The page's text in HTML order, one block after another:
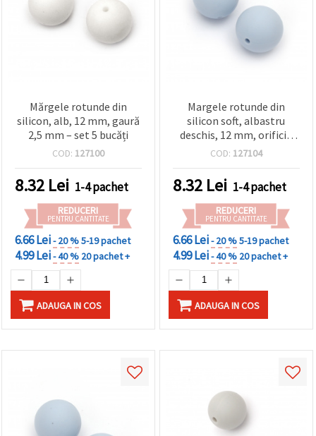
Mărgele rotunde din
silicon, alb, 12 mm, gaură
2,5 mm – set 5 bucăți
COD: 127100
8.32 Lei 1-4 pachet
REDUCERI
PENTRU CANTITATE
6.66 Lei- 20 %5-19 pachet
4.99 Lei- 40 % 20 pachet +
ADAUGA IN COS
Margele rotunde din
silicon soft, albastru
deschis, 12 mm, orificiu
2,5 mm – set 5 bucăți
handmade, craft și
proiecte DIY
COD: 127104
8.32 Lei 1-4 pachet
REDUCERI
PENTRU CANTITATE
6.66 Lei- 20 %5-19 pachet
4.99 Lei- 40 % 20 pachet +
ADAUGA IN COS